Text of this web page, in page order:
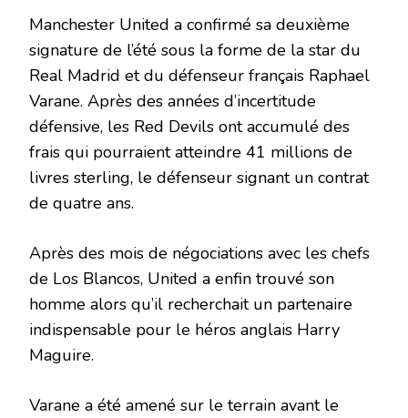
Manchester United a confirmé sa deuxième
signature de l’été sous la forme de la star du
Real Madrid et du défenseur français Raphael
Varane. Après des années d’incertitude
défensive, les Red Devils ont accumulé des
frais qui pourraient atteindre 41 millions de
livres sterling, le défenseur signant un contrat
de quatre ans.
Après des mois de négociations avec les chefs
de Los Blancos, United a enfin trouvé son
homme alors qu’il recherchait un partenaire
indispensable pour le héros anglais Harry
Maguire.
Varane a été amené sur le terrain avant le